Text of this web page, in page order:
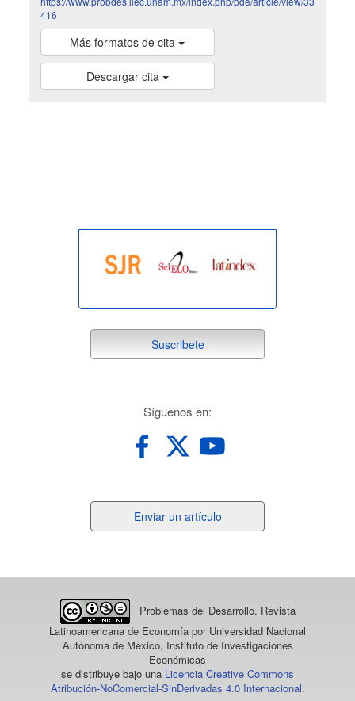
416
Más formatos de cita
Descargar cita
suscribete
Suscribete
Síguenos en:
un
Enviar un artículo
Problemas del Desarrollo. Revista
Latinoamericana de Economía por Universidad Nacional
Autónoma de México, Instituto de Investigaciones
Económicas
se distribuye bajo una Licencia Creative Commons
Atribución-NoComercial-SinDerivadas 4.0 Internacional.